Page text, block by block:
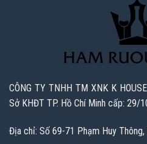
CÔNG TY TNHH TM XNK K
Sở KHĐT TP. Hồ Chí Minh cấp: 29/
Địa chỉ: Số 69-71 Phạm Huy Thông,